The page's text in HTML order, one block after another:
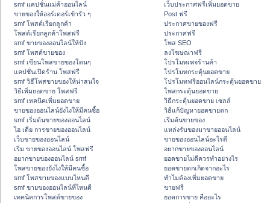
smf แคปชั่นแม่ค้าออนไลน์
ขายของให้ออร์เดอร์เข้ารัว ๆ
smf โพสต์เรียกลูกค้า
โพสต์เรียกลูกค้าโพสฟรี
smf ขายของออนไลน์ให้ปัง
smf โพสต์ขายของ
smf เขียนโพสขายของโดนๆ
แคปชั่นเปิดร้าน โพสฟรี
smf วิธีโพสขายของให้น่าสนใจ
วิธีเพิ่มยอดขาย โพสฟรี
smf เทคนิคเพิ่มยอดขาย
ขายของออนไลน์ยังไงให้มีคนซื้อ
smf เริ่มต้นขายของออนไลน์
ไอ เดีย การขายของออนไลน์
เว็บขายของออนไลน์
เริ่ม ขายของออนไลน์ โพสฟรี
อยากขายของออนไลน์ smf
โพสขายของยังไงให้มีคนซื้อ
smf โพสขายของแบบไหนดี
smf ขายของออนไลน์ที่ไหนดี
เทคนิคการโพสต์ขายของ
เว็บประกาศฟรีเพิ่มยอดขาย
Post ฟรี
ประกาศขายของฟรี
ประกาศฟรี
โพส SEO
ลงโฆษณาฟรี
โปรโมทเพจร้านค้า
โปรโมทกระตุ้นยอดขาย
โปรโมทฟรีออนไลน์กระตุ้นยอดขาย
โพสกระตุ้นยอดขาย
วิธีกระตุ้นยอดขาย เซลล์
วิธีแก้ปัญหายอดขายตก
เริ่มต้นขายของ
แหล่งรับของมาขายออนไลน์
ขายของออนไลน์อะไรดี
อยากขายของออนไลน์
ยอดขายไม่ดีควรทำอย่างไร
ยอดขายตกเกิดจากอะไร
ทำไมต้องเพิ่มยอดขาย
ขายฟรี
ยอดการขาย คืออะไร